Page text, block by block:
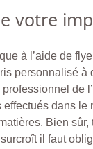
votre
à l’aide de
personnalisé à
de
dans le
Bien
il faut